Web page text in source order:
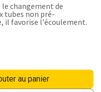
changement de
tubes non pré-
il favorise l'écoulement.
au panier